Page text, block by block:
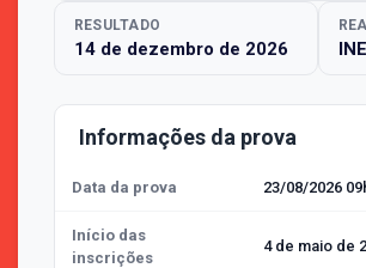
RESULTADO
14 de dezembro de 2026
Informações da prova
Data da prova 23/08/2026
Início das
inscrições
4 de maio de